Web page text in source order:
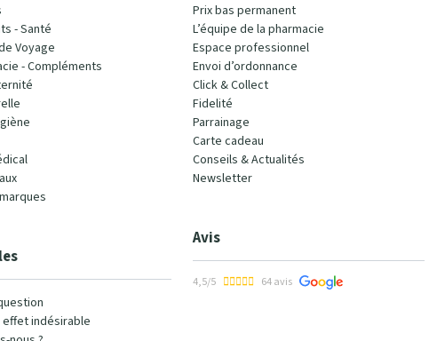
- Santé
Voyage
- Compléments
effet indésirable
Prix bas permanent
L’équipe de la pharmacie
Espace professionnel
Envoi d’ordonnance
Click & Collect
Fidelité
Parrainage
Carte cadeau
Conseils & Actualités
Newsletter
Avis
4,5/5 64 avis